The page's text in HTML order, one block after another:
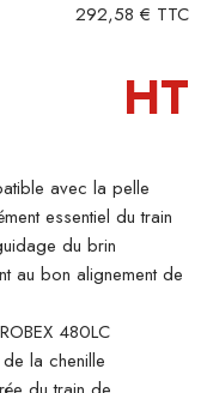
292,58 € TTC
HT
avec la pelle
essentiel du train
du brin
au bon alignement de
480LC
la chenille